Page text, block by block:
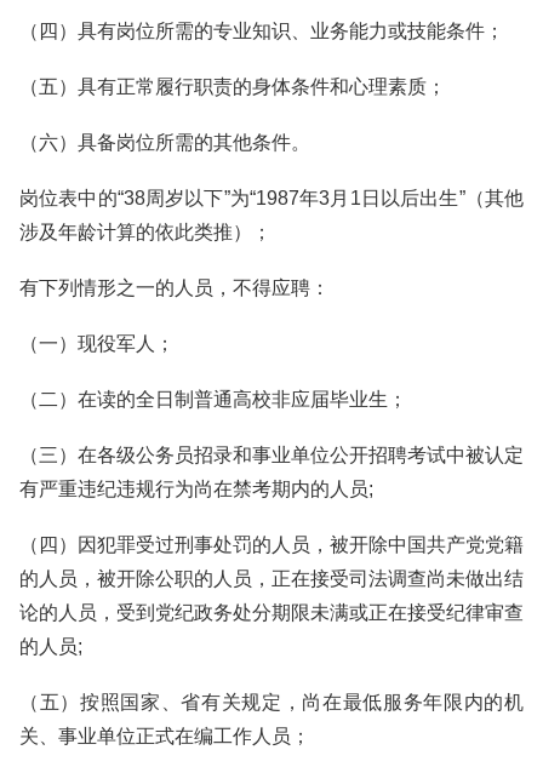
（四）具有岗位所需的专业知识、业务能力或技能条件；
（五）具有正常履行职责的身体条件和心理素质；
（六）具备岗位所需的其他条件。
岗位表中的“38周岁以下”为“1987年3月1日以后出生”（其他
涉及年龄计算的依此类推）；
有下列情形之一的人员，不得应聘：
（一）现役军人；
（二）在读的全日制普通高校非应届毕业生；
（三）在各级公务员招录和事业单位公开招聘考试中被认定
有严重违纪违规行为尚在禁考期内的人员;
（四）因犯罪受过刑事处罚的人员，被开除中国共产党党籍
的人员，被开除公职的人员，正在接受司法调查尚未做出结
论的人员，受到党纪政务处分期限未满或正在接受纪律审查
的人员;
（五）按照国家、省有关规定，尚在最低服务年限内的机
关、事业单位正式在编工作人员；